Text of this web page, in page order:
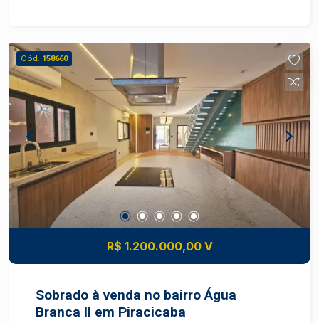
segurança e comodidade para seus veículos. -
Área Construída: 120,58 m², perfeitamente
distribuídos para otimizar o espaço e a
funcionalidade da casa. - Área do Terreno: 125,00
m². Diferenciais: - Localização privilegiada,
próximo a escolas, comércios e serviços
essenciais, facilitando o dia a dia.
Cód. 158660
R$ 1.200.000,00 V
Sobrado à venda no bairro Água
Branca II em Piracicaba